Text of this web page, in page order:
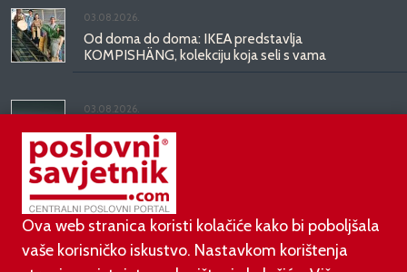
03.08.2026.
Od doma do doma: IKEA predstavlja
KOMPISHÄNG, kolekciju koja seli s vama
03.08.2026.
Kineski BYD predstavio luksuznu limuzinu veću od
Mercedesove S-klase, obećava domet do 1.000
kilometara
Ova web stranica koristi kolačiće kako bi poboljšala
vaše korisničko iskustvo. Nastavkom korištenja